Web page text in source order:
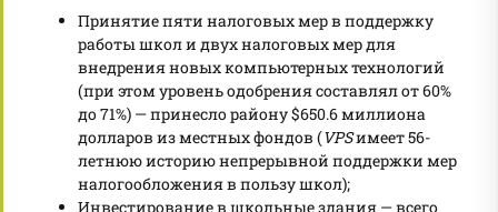
Принятие пяти налоговых мер в поддержку
работы школ и двух налоговых мер для
внедрения новых компьютерных технологий
(при этом уровень одобрения составлял от 60%
до 71%) — принесло району $650.6 миллиона
долларов из местных фондов (VPSимеет 56-
летнюю историю непрерывной поддержки мер
налогообложения в пользу школ);
Инвестирование в школьные здания — всего